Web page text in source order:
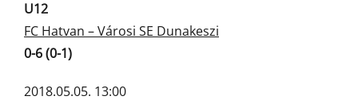
U12
FC Hatvan – Városi SE Dunakeszi
0-6 (0-1)
2018.05.05. 13:00